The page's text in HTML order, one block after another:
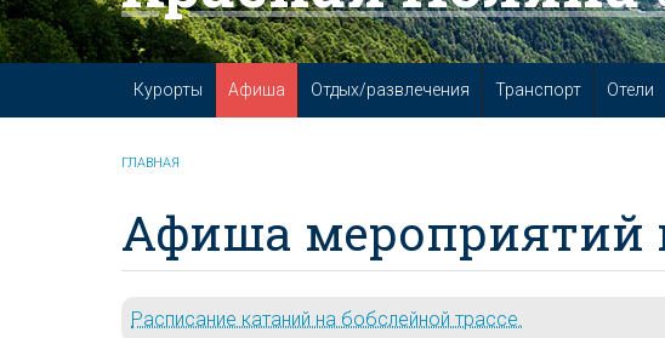
Курорты Афиша Отдых/развлечения Транспорт Отели
ГЛАВНАЯ
Афиша мероприятий
Расписание катаний на бобслейной трассе.